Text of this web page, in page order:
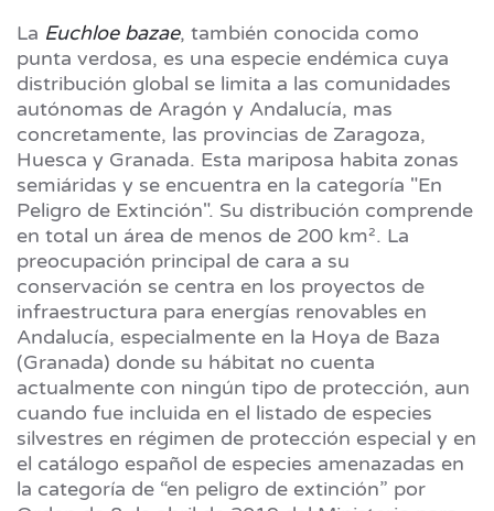
La Euchloe bazae, también conocida como
punta verdosa, es una especie endémica cuya
distribución global se limita a las comunidades
autónomas de Aragón y Andalucía, mas
concretamente, las provincias de Zaragoza,
Huesca y Granada. Esta mariposa habita zonas
semiáridas y se encuentra en la categoría "En
Peligro de Extinción". Su distribución comprende
en total un área de menos de 200 km². La
preocupación principal de cara a su
conservación se centra en los proyectos de
infraestructura para energías renovables en
Andalucía, especialmente en la Hoya de Baza
(Granada) donde su hábitat no cuenta
actualmente con ningún tipo de protección, aun
cuando fue incluida en el listado de especies
silvestres en régimen de protección especial y en
el catálogo español de especies amenazadas en
la categoría de “en peligro de extinción” por